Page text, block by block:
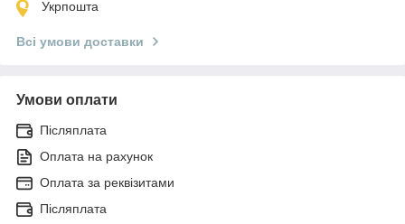
Укрпошта
Всі умови доставки
Умови оплати
Післяплата
Оплата на рахунок
Оплата за реквізитами
Післяплата